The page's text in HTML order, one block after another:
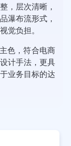
，层次清晰，
瀑布流形式，
觉负担。
色，符合电商
计手法，更具
业务目标的达